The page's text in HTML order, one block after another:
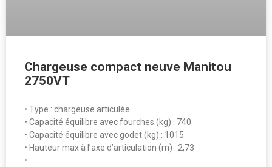
Chargeuse compact neuve Manitou
2750VT
• Type : chargeuse articulée
• Capacité équilibre avec fourches (kg) : 740
• Capacité équilibre avec godet (kg) : 1015
• Hauteur max à l’axe d’articulation (m) : 2,73
• …